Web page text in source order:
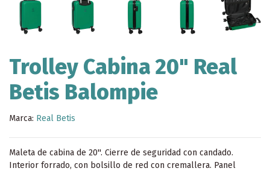
Trolley Cabina 20" Real
Betis Balompie
Marca: Real Betis
Maleta de cabina de 20''. Cierre de seguridad con candado.
Interior forrado, con bolsillo de red con cremallera. Panel